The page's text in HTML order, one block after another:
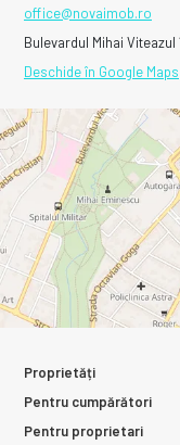
office@novaimob.ro
Bulevardul Mihai Viteazul
Deschide în Google Maps
Proprietăți
Pentru cumpărători
Pentru proprietari